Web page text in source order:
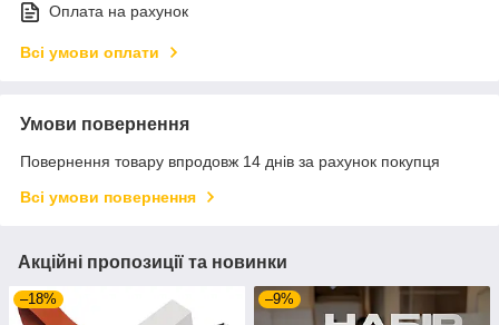
Оплата на рахунок
Всі умови оплати
Умови повернення
Повернення товару впродовж 14 днів за рахунок покупця
Всі умови повернення
Акційні пропозиції та новинки
–18% –9%